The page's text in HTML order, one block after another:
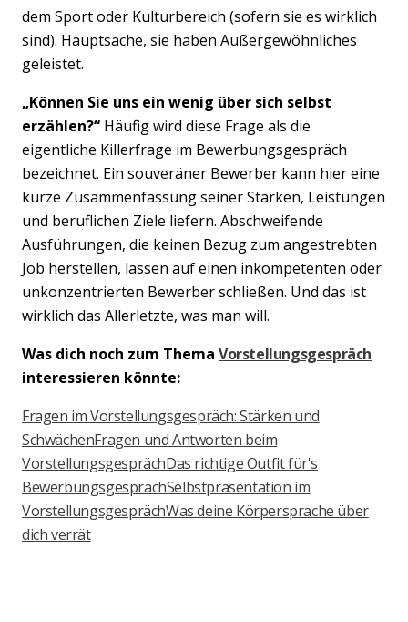
dem Sport oder Kulturbereich (sofern sie es wirklich
sind). Hauptsache, sie haben Außergewöhnliches
geleistet.
„Können Sie uns ein wenig über sich selbst
erzählen?“ Häufig wird diese Frage als die
eigentliche Killerfrage im Bewerbungsgespräch
bezeichnet. Ein souveräner Bewerber kann hier eine
kurze Zusammenfassung seiner Stärken, Leistungen
und beruflichen Ziele liefern. Abschweifende
Ausführungen, die keinen Bezug zum angestrebten
Job herstellen, lassen auf einen inkompetenten oder
unkonzentrierten Bewerber schließen. Und das ist
wirklich das Allerletzte, was man will.
Was dich noch zum Thema Vorstellungsgespräch
interessieren könnte:
Fragen im Vorstellungsgespräch: Stärken und
SchwächenFragen und Antworten beim
VorstellungsgesprächDas richtige Outfit für's
BewerbungsgesprächSelbstpräsentation im
VorstellungsgesprächWas deine Körpersprache über
dich verrät